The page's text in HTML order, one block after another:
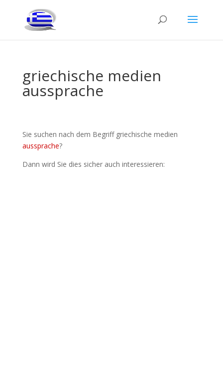
griechische medien
aussprache
Sie suchen nach dem Begriff griechische medien
aussprache?
Dann wird Sie dies sicher auch interessieren: